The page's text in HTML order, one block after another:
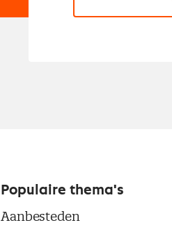
Populaire thema's
Aanbesteden